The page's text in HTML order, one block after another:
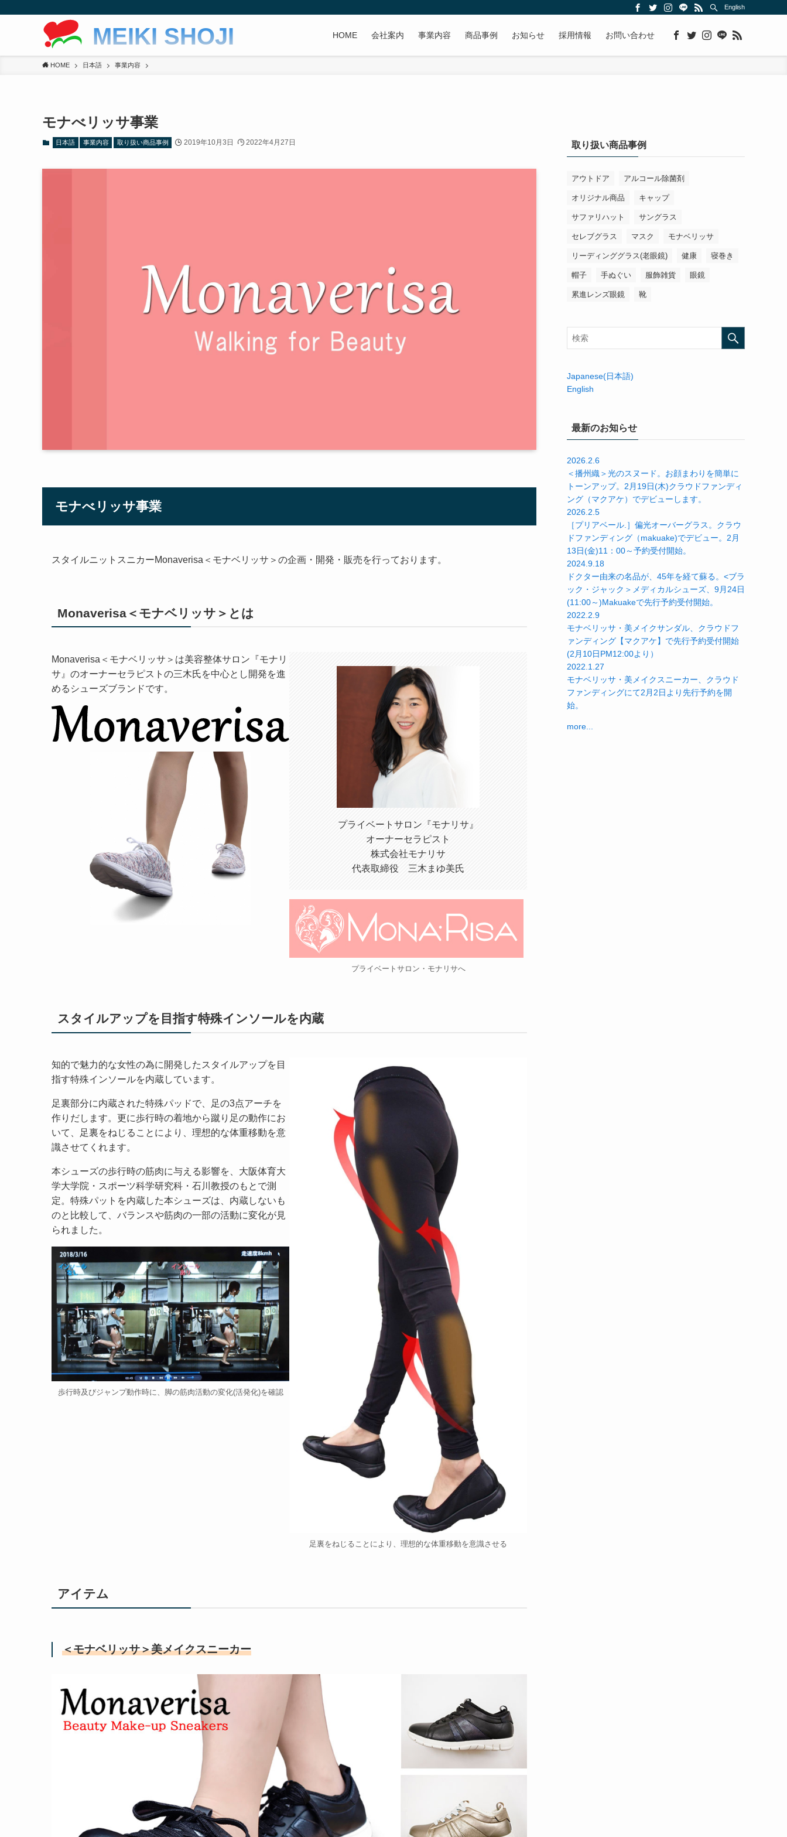
English
MEIKI SHOJI HOME 会社案内 事業内容 商品事例 お知らせ 採用情報 お問い合わせ
HOME 日本語 事業内容
モナべリッサ事業
日本語 事業内容 取り扱い商品事例 2019年10月3日 2022年4月27日
モナべリッサ事業
スタイルニットスニカーMonaverisa＜モナベリッサ＞の企画・開発・販売を行っております。
Monaverisa＜モナベリッサ＞とは
Monaverisa＜モナベリッサ＞は美容整体サロン『モナリ
サ』のオーナーセラピストの三木氏を中心とし開発を進
めるシューズブランドです。
プライベートサロン『モナリサ』
オーナーセラピスト
株式会社モナリサ
代表取締役 三木まゆ美氏
プライベートサロン・モナリサへ
スタイルアップを目指す特殊インソールを内蔵
知的で魅力的な女性の為に開発したスタイルアップを目
指す特殊インソールを内蔵しています。
足裏部分に内蔵された特殊パッドで、足の3点アーチを
作りだします。更に歩行時の着地から蹴り足の動作にお
いて、足裏をねじることにより、理想的な体重移動を意
識させてくれます。
本シューズの歩行時の筋肉に与える影響を、大阪体育大
学大学院・スポーツ科学研究科・石川教授のもとで測
定。特殊パットを内蔵した本シューズは、内蔵しないも
のと比較して、バランスや筋肉の一部の活動に変化が見
られました。
歩行時及びジャンプ動作時に、脚の筋肉活動の変化(活発化)を確認
足裏をねじることにより、理想的な体重移動を意識させる
アイテム
＜モナベリッサ＞美メイクスニーカー
取り扱い商品事例
アウトドア アルコール除菌剤
オリジナル商品 キャップ
サファリハット サングラス
セレブグラス マスク モナベリッサ
リーディンググラス(老眼鏡) 健康 寝巻き
帽子 手ぬぐい 服飾雑貨 眼鏡
累進レンズ眼鏡 靴
Japanese(日本語)
English
最新のお知らせ
2026.2.6
＜播州織＞光のスヌード。お顔まわりを簡単に
トーンアップ。2月19日(木)クラウドファンディ
ング（マクアケ）でデビューします。
2026.2.5
［プリアベール.］偏光オーバーグラス。クラウ
ドファンディング（makuake)でデビュー。2月
13日(金)11：00～予約受付開始。
2024.9.18
ドクター由来の名品が、45年を経て蘇る。<ブラ
ック・ジャック＞メディカルシューズ、9月24日
(11:00～)Makuakeで先行予約受付開始。
2022.2.9
モナベリッサ・美メイクサンダル、クラウドフ
ァンディング【マクアケ】で先行予約受付開始
(2月10日PM12:00より）
2022.1.27
モナベリッサ・美メイクスニーカー、クラウド
ファンディングにて2月2日より先行予約を開
始。
more...